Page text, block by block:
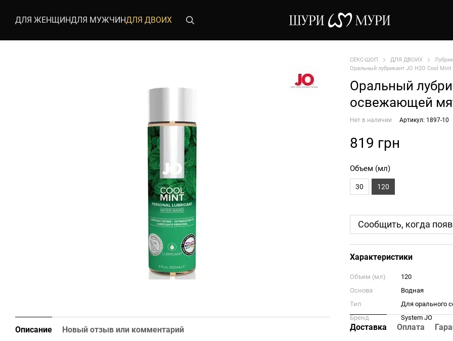
ДЛЯ ЖЕНЩИНДЛЯ МУЖЧИНДЛЯ ДВОИХ
Описание Новый отзыв или комментарий
СЕКС-ШОП ДЛЯ ДВОИХ
Оральный лубрикант JO H2O Cool
Оральный
освежающей
Нет в наличии Артикул: 1897-10
819 грн
Объем (мл)
30 120
Сообщить, когда
Характеристики
Объем (мл)
120
Основа
Водная
Тип
Для орального
Бренд
System JO
Доставка Оплата